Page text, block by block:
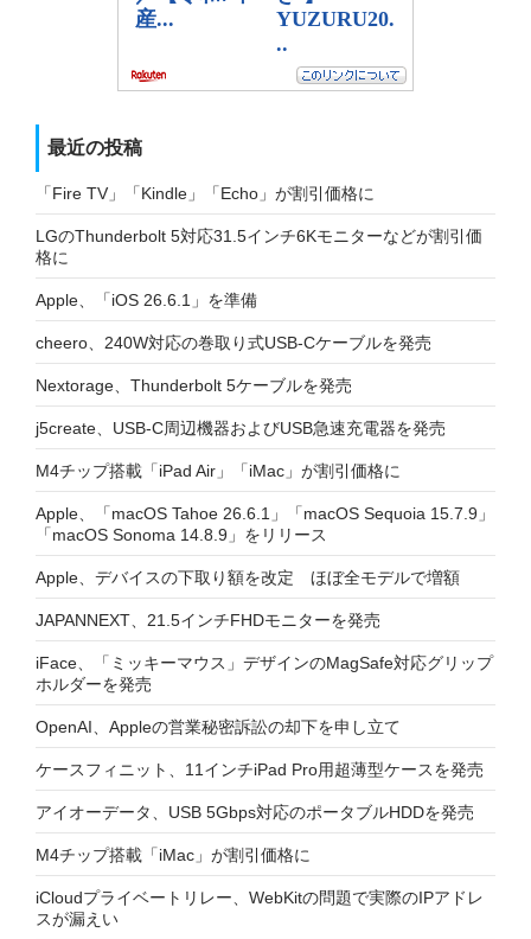
最近の投稿
「Fire TV」「Kindle」「Echo」が割引価格に
LGのThunderbolt 5対応31.5インチ6Kモニターなどが割引価
格に
Apple、「iOS 26.6.1」を準備
cheero、240W対応の巻取り式USB-Cケーブルを発売
Nextorage、Thunderbolt 5ケーブルを発売
j5create、USB-C周辺機器およびUSB急速充電器を発売
M4チップ搭載「iPad Air」「iMac」が割引価格に
Apple、「macOS Tahoe 26.6.1」「macOS Sequoia 15.7.9」
「macOS Sonoma 14.8.9」をリリース
Apple、デバイスの下取り額を改定 ほぼ全モデルで増額
JAPANNEXT、21.5インチFHDモニターを発売
iFace、「ミッキーマウス」デザインのMagSafe対応グリップ
ホルダーを発売
OpenAI、Appleの営業秘密訴訟の却下を申し立て
ケースフィニット、11インチiPad Pro用超薄型ケースを発売
アイオーデータ、USB 5Gbps対応のポータブルHDDを発売
M4チップ搭載「iMac」が割引価格に
iCloudプライベートリレー、WebKitの問題で実際のIPアドレ
スが漏えい